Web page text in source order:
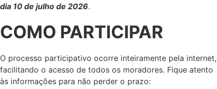
dia 10 de julho de 2026.
COMO PARTICIPAR
O processo participativo ocorre inteiramente pela internet,
facilitando o acesso de todos os moradores. Fique atento
às informações para não perder o prazo: